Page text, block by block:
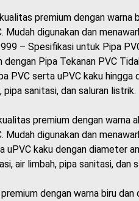
premium dengan warna
digunakan dan
– Spesifikasi untuk Pipa
dengan Pipa Tekanan PVC
PVC serta uPVC kaku
pipa sanitasi, dan saluran listrik.
premium dengan warna
Mudah digunakan dan
uPVC kaku dengan diameter
air limbah, pipa sanitasi, dan
dengan warna biru